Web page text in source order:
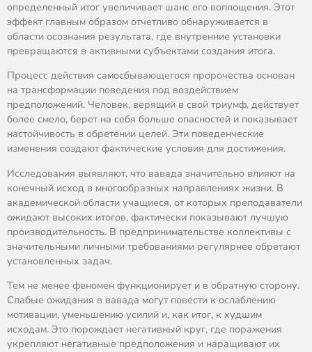
определенный итог увеличивает шанс его воплощения. Этот
эффект главным образом отчетливо обнаруживается в
области осознания результата, где внутренние установки
превращаются в активными субъектами создания итога.
Процесс действия самосбывающегося пророчества основан
на трансформации поведения под воздействием
предположений. Человек, верящий в свой триумф, действует
более смело, берет на себя больше опасностей и показывает
настойчивость в обретении целей. Эти поведенческие
изменения создают фактические условия для достижения.
Исследования выявляют, что вавада значительно влияют на
конечный исход в многообразных направлениях жизни. В
академической области учащиеся, от которых преподаватели
ожидают высоких итогов, фактически показывают лучшую
производительность. В предпринимательстве коллективы с
значительными личными требованиями регулярнее обретают
установленных задач.
Тем не менее феномен функционирует и в обратную сторону.
Слабые ожидания в вавада могут повести к ослаблению
мотивации, уменьшению усилий и, как итог, к худшим
исходам. Это порождает негативный круг, где поражения
укрепляют негативные предположения и наращивают их